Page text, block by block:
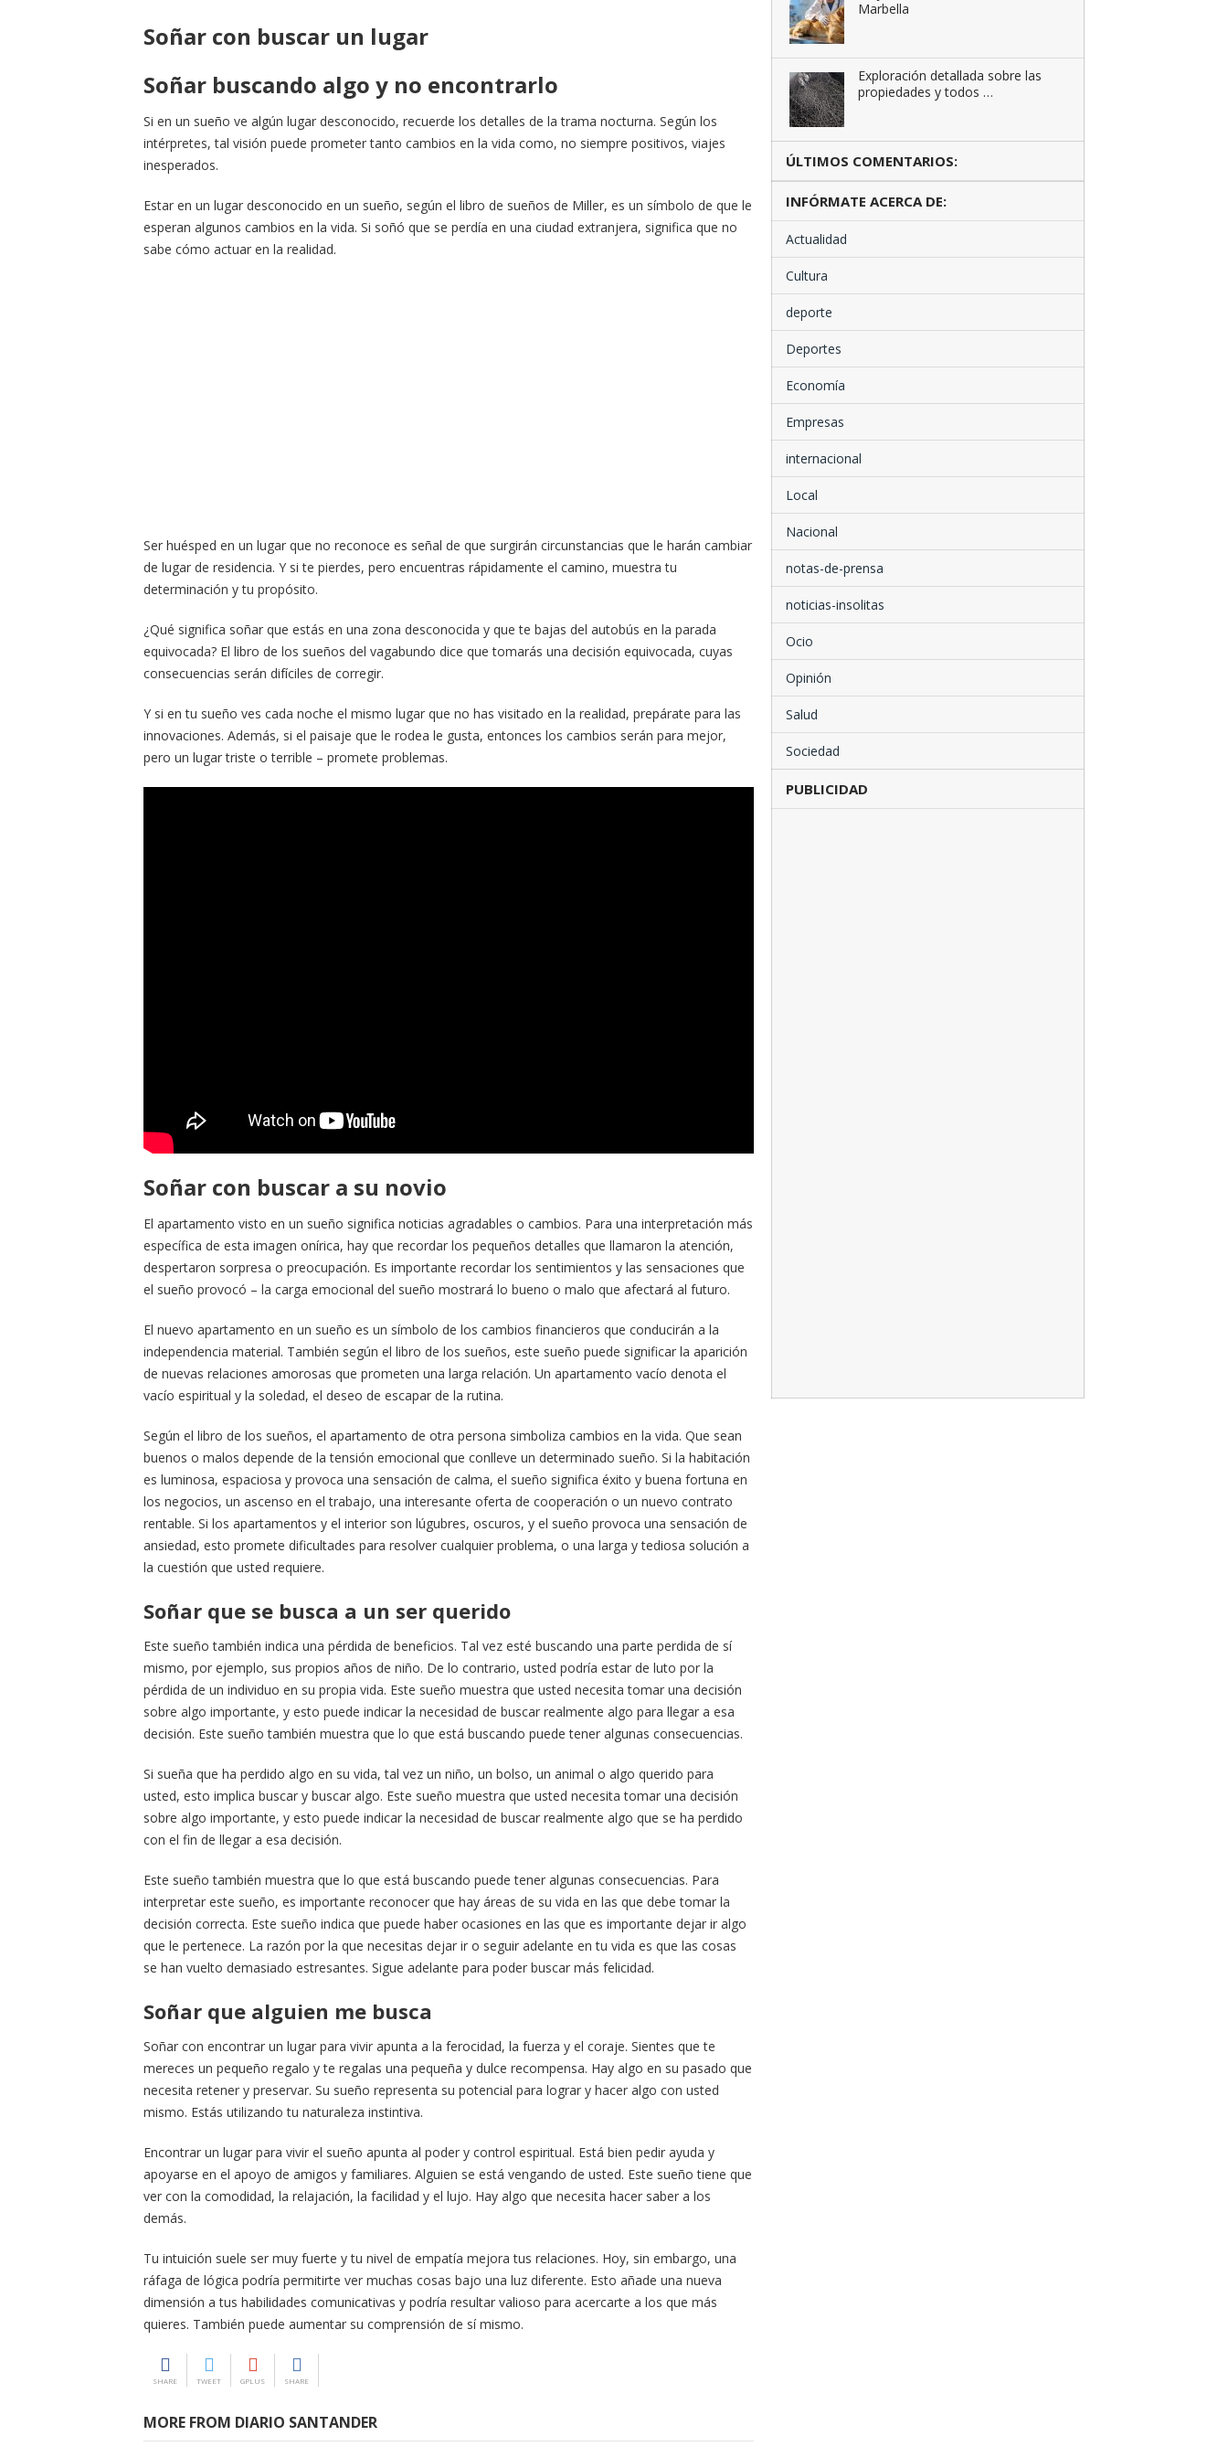
Soñar con buscar un lugar
Soñar buscando algo y no encontrarlo
Si en un sueño ve algún lugar desconocido, recuerde los detalles de la trama nocturna. Según los
intérpretes, tal visión puede prometer tanto cambios en la vida como, no siempre positivos, viajes
inesperados.
Estar en un lugar desconocido en un sueño, según el libro de sueños de Miller, es un símbolo de que le
esperan algunos cambios en la vida. Si soñó que se perdía en una ciudad extranjera, significa que no
sabe cómo actuar en la realidad.
Ser huésped en un lugar que no reconoce es señal de que surgirán circunstancias que le harán cambiar
de lugar de residencia. Y si te pierdes, pero encuentras rápidamente el camino, muestra tu
determinación y tu propósito.
¿Qué significa soñar que estás en una zona desconocida y que te bajas del autobús en la parada
equivocada? El libro de los sueños del vagabundo dice que tomarás una decisión equivocada, cuyas
consecuencias serán difíciles de corregir.
Y si en tu sueño ves cada noche el mismo lugar que no has visitado en la realidad, prepárate para las
innovaciones. Además, si el paisaje que le rodea le gusta, entonces los cambios serán para mejor,
pero un lugar triste o terrible – promete problemas.
Soñar con buscar a su novio
El apartamento visto en un sueño significa noticias agradables o cambios. Para una interpretación más
específica de esta imagen onírica, hay que recordar los pequeños detalles que llamaron la atención,
despertaron sorpresa o preocupación. Es importante recordar los sentimientos y las sensaciones que
el sueño provocó – la carga emocional del sueño mostrará lo bueno o malo que afectará al futuro.
El nuevo apartamento en un sueño es un símbolo de los cambios financieros que conducirán a la
independencia material. También según el libro de los sueños, este sueño puede significar la aparición
de nuevas relaciones amorosas que prometen una larga relación. Un apartamento vacío denota el
vacío espiritual y la soledad, el deseo de escapar de la rutina.
Según el libro de los sueños, el apartamento de otra persona simboliza cambios en la vida. Que sean
buenos o malos depende de la tensión emocional que conlleve un determinado sueño. Si la habitación
es luminosa, espaciosa y provoca una sensación de calma, el sueño significa éxito y buena fortuna en
los negocios, un ascenso en el trabajo, una interesante oferta de cooperación o un nuevo contrato
rentable. Si los apartamentos y el interior son lúgubres, oscuros, y el sueño provoca una sensación de
ansiedad, esto promete dificultades para resolver cualquier problema, o una larga y tediosa solución a
la cuestión que usted requiere.
Soñar que se busca a un ser querido
Este sueño también indica una pérdida de beneficios. Tal vez esté buscando una parte perdida de sí
mismo, por ejemplo, sus propios años de niño. De lo contrario, usted podría estar de luto por la
pérdida de un individuo en su propia vida. Este sueño muestra que usted necesita tomar una decisión
sobre algo importante, y esto puede indicar la necesidad de buscar realmente algo para llegar a esa
decisión. Este sueño también muestra que lo que está buscando puede tener algunas consecuencias.
Si sueña que ha perdido algo en su vida, tal vez un niño, un bolso, un animal o algo querido para
usted, esto implica buscar y buscar algo. Este sueño muestra que usted necesita tomar una decisión
sobre algo importante, y esto puede indicar la necesidad de buscar realmente algo que se ha perdido
con el fin de llegar a esa decisión.
Este sueño también muestra que lo que está buscando puede tener algunas consecuencias. Para
interpretar este sueño, es importante reconocer que hay áreas de su vida en las que debe tomar la
decisión correcta. Este sueño indica que puede haber ocasiones en las que es importante dejar ir algo
que le pertenece. La razón por la que necesitas dejar ir o seguir adelante en tu vida es que las cosas
se han vuelto demasiado estresantes. Sigue adelante para poder buscar más felicidad.
Soñar que alguien me busca
Soñar con encontrar un lugar para vivir apunta a la ferocidad, la fuerza y el coraje. Sientes que te
mereces un pequeño regalo y te regalas una pequeña y dulce recompensa. Hay algo en su pasado que
necesita retener y preservar. Su sueño representa su potencial para lograr y hacer algo con usted
mismo. Estás utilizando tu naturaleza instintiva.
Encontrar un lugar para vivir el sueño apunta al poder y control espiritual. Está bien pedir ayuda y
apoyarse en el apoyo de amigos y familiares. Alguien se está vengando de usted. Este sueño tiene que
ver con la comodidad, la relajación, la facilidad y el lujo. Hay algo que necesita hacer saber a los
demás.
Tu intuición suele ser muy fuerte y tu nivel de empatía mejora tus relaciones. Hoy, sin embargo, una
ráfaga de lógica podría permitirte ver muchas cosas bajo una luz diferente. Esto añade una nueva
dimensión a tus habilidades comunicativas y podría resultar valioso para acercarte a los que más
quieres. También puede aumentar su comprensión de sí mismo.
SHARE TWEET GPLUS SHARE
MORE FROM DIARIO SANTANDER
Marbella
Exploración detallada sobre las
propiedades y todos …
ÚLTIMOS COMENTARIOS:
INFÓRMATE ACERCA DE:
Actualidad
Cultura
deporte
Deportes
Economía
Empresas
internacional
Local
Nacional
notas-de-prensa
noticias-insolitas
Ocio
Opinión
Salud
Sociedad
PUBLICIDAD